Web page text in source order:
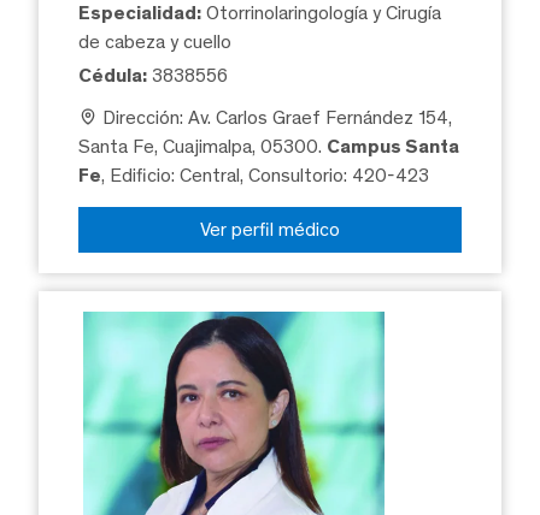
Especialidad: Otorrinolaringología y Cirugía
de cabeza y cuello
Cédula: 3838556
Dirección: Av. Carlos Graef Fernández 154,
Santa Fe, Cuajimalpa, 05300. Campus Santa
Fe, Edificio: Central, Consultorio: 420-423
Ver perfil médico